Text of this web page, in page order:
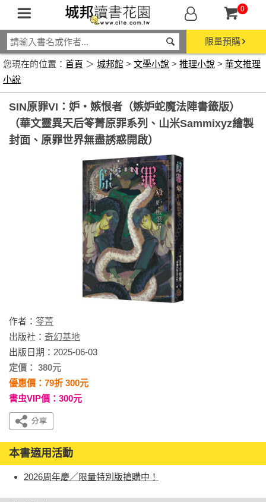
0
限量預購
您現在的位置： 首頁 ＞ 城邦館 > 文學小說 > 推理小說 > 華文推理
小說
SIN原罪VI：妒‧嫉恨者（嫉妒蛇魔法陣書籤版）
（華文靈異天后笭菁原罪系列、山米Sammixyz繪製
封面、原罪世界無盡誘惑開啟）
作者： 笭菁
出版社： 奇幻基地
出版日期：2025-06-03
定價： 380元
優惠價：79折 300元
書虫VIP價：300元
本書適用活動
2026周年慶／限量特別版搶購中！